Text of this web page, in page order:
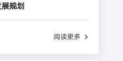
规划
阅读更多